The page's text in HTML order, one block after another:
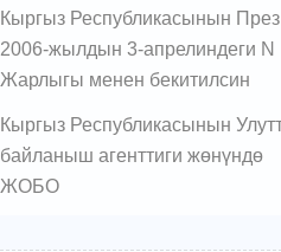
Кыргыз Республикасынын
2006-жылдын 3-апрелиндеги N
Жарлыгы менен бекитилсин
Кыргыз Республикасынын
байланыш агенттиги жөнүндө
ЖОБО